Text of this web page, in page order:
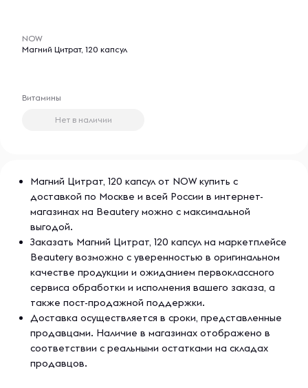
NOW
Магний Цитрат, 120 капсул
Витамины
Нет в наличии
Магний Цитрат, 120 капсул от NOW купить с
доставкой по Москве и всей России в интернет-
магазинах на Beautery можно с максимальной
выгодой.
Заказать Магний Цитрат, 120 капсул на маркетплейсе
Beautery возможно с уверенностью в оригинальном
качестве продукции и ожиданием первоклассного
сервиса обработки и исполнения вашего заказа, а
также пост-продажной поддержки.
Доставка осуществляется в сроки, представленные
продавцами. Наличие в магазинах отображено в
соответствии с реальными остатками на складах
продавцов.